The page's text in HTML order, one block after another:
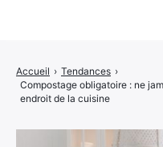
Accueil › Tendances ›
Compostage obligatoire : ne
endroit de la cuisine
Mobilier & Rangement
Luminaire